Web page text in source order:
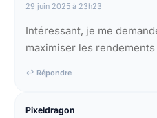
29 juin 2025 à 23h23
Intéressant, je me
maximiser les
↩ Répondre
Pixeldragon